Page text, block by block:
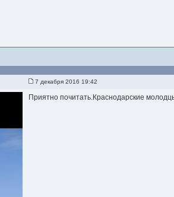
7 декабря 2016 19:42
Приятно почитать.Краснодарские